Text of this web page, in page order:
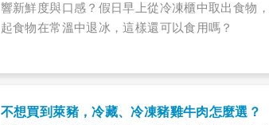
響新鮮度與口感？假日早上從冷凍櫃中取出食物
起食物在常溫中退冰，這樣還可以食用嗎？
不想買到萊豬，冷藏、冷凍豬雞牛肉怎麼選？